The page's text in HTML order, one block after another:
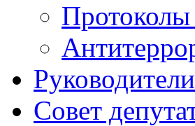
Руководители
Совет